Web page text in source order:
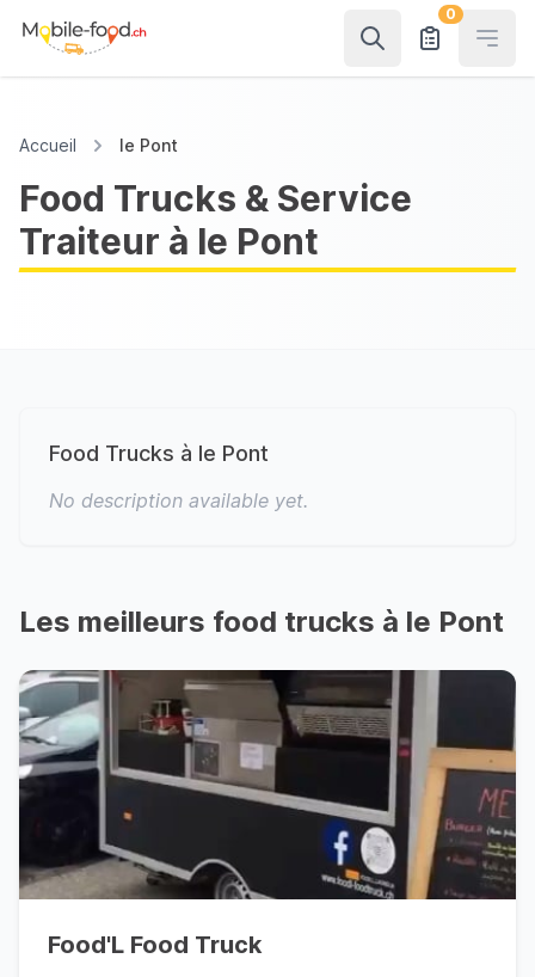
0
Accueil le Pont
Food Trucks & Service
Traiteur à le Pont
Food Trucks à le Pont
No description available yet.
Les meilleurs food trucks à le Pont
Food'L Food Truck